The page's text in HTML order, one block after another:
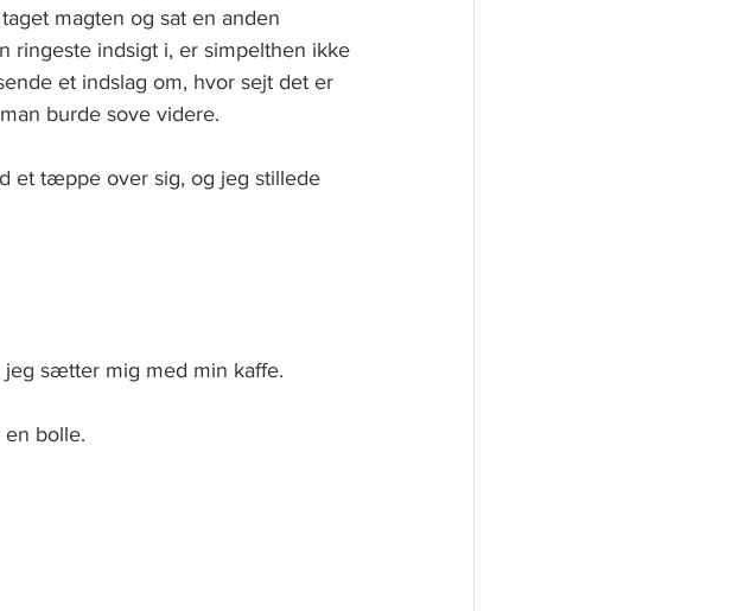
magten og sat en anden
ringeste indsigt i, er simpelthen ikke
et indslag om, hvor sejt det er
burde sove videre.
et tæppe over sig, og jeg stillede
sætter mig med min kaffe.
bolle.